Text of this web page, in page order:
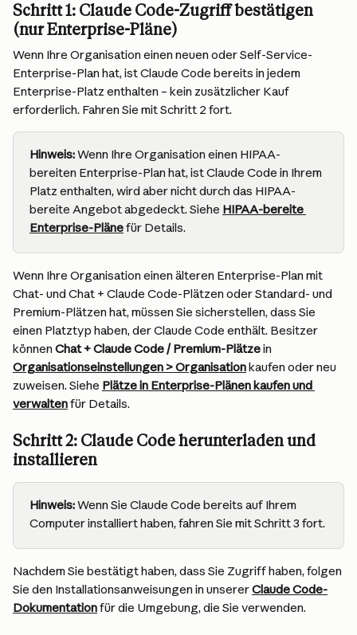
Schritt 1: Claude Code-Zugriff bestätigen
(nur Enterprise-Pläne)
Wenn Ihre Organisation einen neuen oder Self-Service-
Enterprise-Plan hat, ist Claude Code bereits in jedem
Enterprise-Platz enthalten – kein zusätzlicher Kauf
erforderlich. Fahren Sie mit Schritt 2 fort.
Hinweis: Wenn Ihre Organisation einen HIPAA-
bereiten Enterprise-Plan hat, ist Claude Code in Ihrem
Platz enthalten, wird aber nicht durch das HIPAA-
bereite Angebot abgedeckt. Siehe HIPAA-bereite
Enterprise-Pläne für Details.
Wenn Ihre Organisation einen älteren Enterprise-Plan mit
Chat- und Chat + Claude Code-Plätzen oder Standard- und
Premium-Plätzen hat, müssen Sie sicherstellen, dass Sie
einen Platztyp haben, der Claude Code enthält. Besitzer
können Chat + Claude Code / Premium-Plätze in
Organisationseinstellungen > Organisation kaufen oder neu
zuweisen. Siehe Plätze in Enterprise-Plänen kaufen und
verwalten für Details.
Schritt 2: Claude Code herunterladen und
installieren
Hinweis: Wenn Sie Claude Code bereits auf Ihrem
Computer installiert haben, fahren Sie mit Schritt 3 fort.
Nachdem Sie bestätigt haben, dass Sie Zugriff haben, folgen
Sie den Installationsanweisungen in unserer Claude Code-
Dokumentation für die Umgebung, die Sie verwenden.